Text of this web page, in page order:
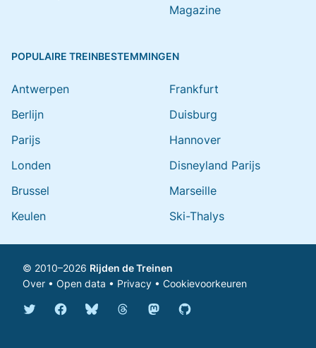
Magazine
POPULAIRE TREINBESTEMMINGEN
Antwerpen
Berlijn
Parijs
Londen
Brussel
Keulen
Frankfurt
Duisburg
Hannover
Disneyland Parijs
Marseille
Ski-Thalys
© 2010–2026 Rijden de Treinen
Over • Open data • Privacy • Cookievoorkeuren